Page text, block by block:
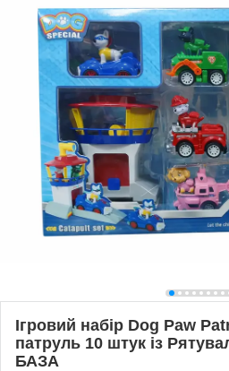
Ігровий набір Dog Paw
патруль 10 штук із
БАЗА